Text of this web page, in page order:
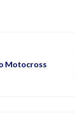
Motocross